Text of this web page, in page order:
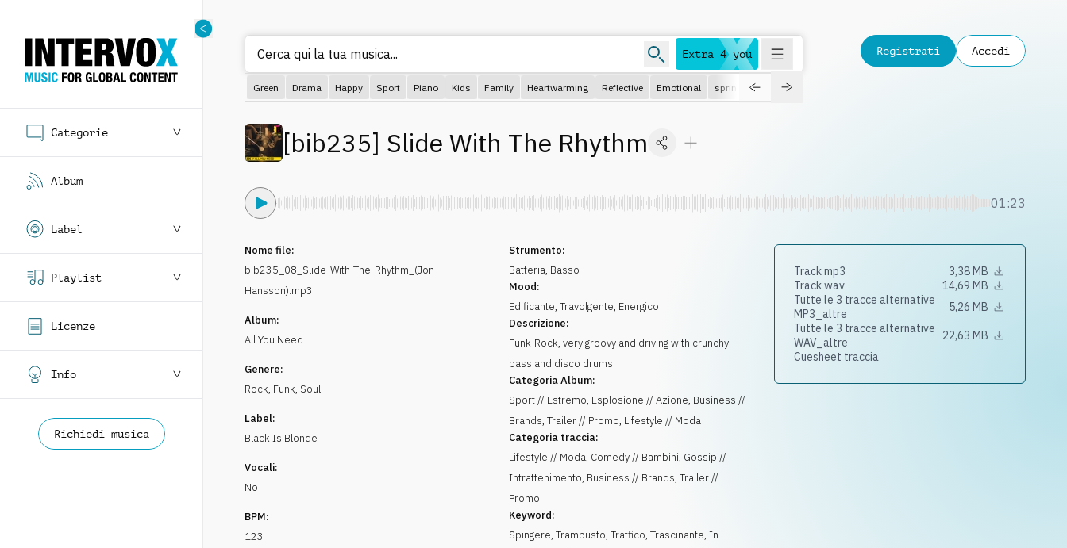
Categorie
Album
Label
Playlist
Licenze
Info
Richiedi musica
Extra 4 you
Cerca qui la tua musica...
Green Drama Happy Sport Piano Kids Family Heartwarming Reflective Emotional spring
Registrati Accedi
[bib235] Slide With The Rhythm
01:23
Nome file:
bib235_08_Slide-With-The-Rhythm_(Jon-
Hansson).mp3
Album:
All You Need
Genere:
Rock, Funk, Soul
Label:
Black Is Blonde
Vocali:
No
BPM:
123
Strumento:
Batteria, Basso
Mood:
Edificante,Travolgente, Energico
Descrizione:
Funk-Rock, very groovy and driving with crunchy
bass and disco drums
Categoria Album:
Sport // Estremo, Esplosione // Azione, Business //
Brands, Trailer // Promo, Lifestyle // Moda
Categoria traccia:
Lifestyle // Moda, Comedy // Bambini, Gossip //
Intrattenimento, Business // Brands, Trailer //
Promo
Keyword:
Spingere,Trambusto,Traffico,Trascinante,In
Track mp3
3,38 MB
Track wav
14,69 MB
Tutte le 3 tracce alternative
MP3_altre
5,26 MB
Tutte le 3 tracce alternative
WAV_altre
22,63 MB
Cuesheet traccia